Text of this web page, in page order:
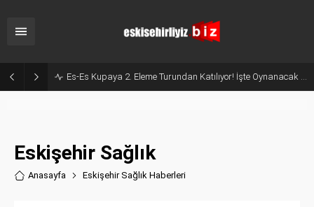
Milyonluk İhale, Sadece 30 Günlük Hizmet: Kentpark Yapay Plajı Açıldı!
Eskişehir Sağlık
Anasayfa Eskişehir Sağlık Haberleri